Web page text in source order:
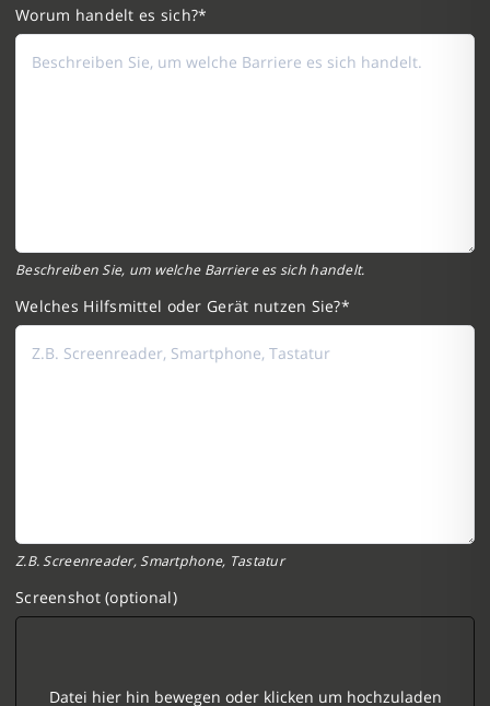
Worum handelt es sich?
Beschreiben Sie, um welche Barriere es sich handelt.
Welches Hilfsmittel oder Gerät nutzen Sie?
Z.B. Screenreader, Smartphone, Tastatur
Screenshot (optional)
Datei hier hin bewegen oder klicken um hochzuladen